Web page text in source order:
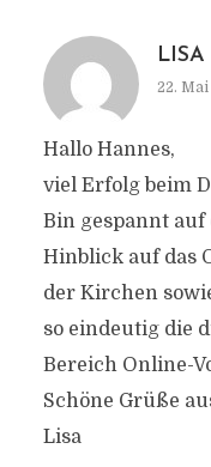
22.
Hallo Hannes,
viel Erfolg beim
Bin gespannt auf
Hinblick auf das
der Kirchen
so eindeutig die
Bereich Online-
Schöne Grüße
Lisa